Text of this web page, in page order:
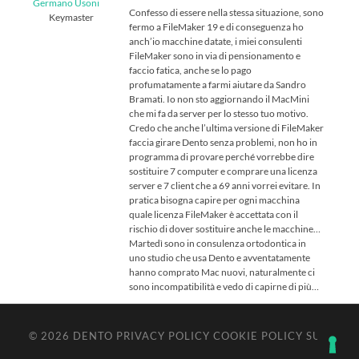
Germano Usoni
Keymaster
Confesso di essere nella stessa situazione, sono
fermo a FileMaker 19 e di conseguenza ho
anch’io macchine datate, i miei consulenti
FileMaker sono in via di pensionamento e
faccio fatica, anche se lo pago
profumatamente a farmi aiutare da Sandro
Bramati. Io non sto aggiornando il MacMini
che mi fa da server per lo stesso tuo motivo.
Credo che anche l’ultima versione di FileMaker
faccia girare Dento senza problemi, non ho in
programma di provare perché vorrebbe dire
sostituire 7 computer e comprare una licenza
server e 7 client che a 69 anni vorrei evitare. In
pratica bisogna capire per ogni macchina
quale licenza FileMaker è accettata con il
rischio di dover sostituire anche le macchine…
Martedì sono in consulenza ortodontica in
uno studio che usa Dento e avventatamente
hanno comprato Mac nuovi, naturalmente ci
sono incompatibilità e vedo di capirne di più…
© 2026 DENTO PRIVACY POLICY COOKIE POLICY SU ↑